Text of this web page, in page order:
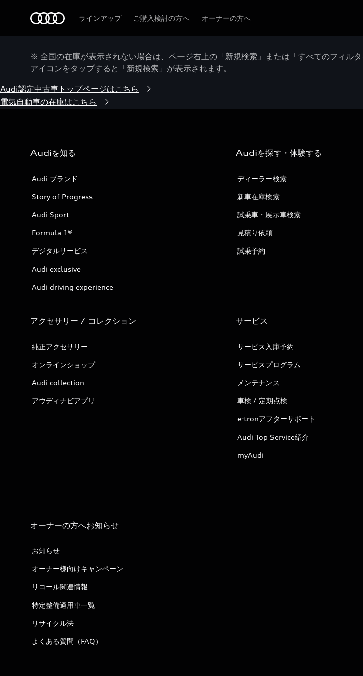
ラインアップ ご購入検討の方へ オーナーの方へ
※ 全国の在庫が表示されない場合は、ページ右上の「新規検索」または「すべてのフィル
アイコンをタップすると「新規検索」が表示されます。
Audi認定中古車トップページはこちら
電気自動車の在庫はこちら
Audiを知る
Audi ブランド
Story of Progress
Audi Sport
Formula 1®
デジタルサービス
Audi exclusive
Audi driving experience
Audiを探す・体験する
ディーラー検索
新車在庫検索
試乗車・展示車検索
見積り依頼
試乗予約
アクセサリー / コレクション
純正アクセサリー
オンラインショップ
Audi collection
アウディナビアプリ
サービス
サービス入庫予約
サービスプログラム
メンテナンス
車検 / 定期点検
e-tronアフターサポート
Audi Top Service紹介
myAudi
オーナーの方へお知らせ
お知らせ
オーナー様向けキャンペーン
リコール関連情報
特定整備適用車一覧
リサイクル法
よくある質問（FAQ）